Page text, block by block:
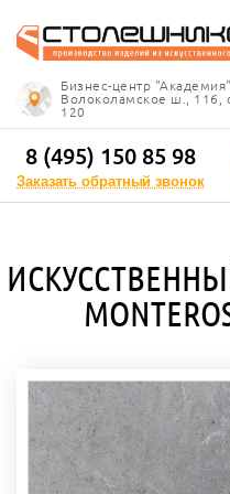
Бизнес-центр
Волоколамское ш., 116,
120
8 (495) 150 85 98
Заказать обратный звонок
Info@stoleshnikof.ru
8 (495) 150 85 98
Заказать обратный
для кухни
столешницы
под дерево
под мрамор